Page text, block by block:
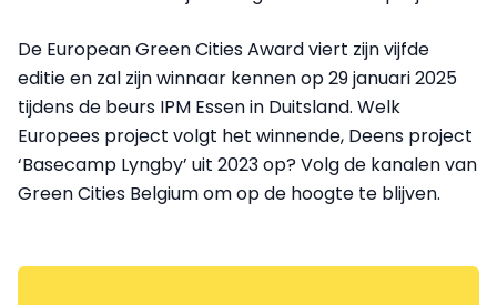
De European Green Cities Award viert zijn vijfde
editie en zal zijn winnaar kennen op 29 januari 2025
tijdens de beurs IPM Essen in Duitsland. Welk
Europees project volgt het winnende, Deens project
‘Basecamp Lyngby’ uit 2023 op? Volg de kanalen van
Green Cities Belgium om op de hoogte te blijven.